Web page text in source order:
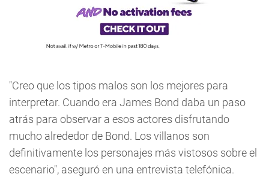
"Creo que los tipos malos son los mejores para
interpretar. Cuando era James Bond daba un paso
atrás para observar a esos actores disfrutando
mucho alrededor de Bond. Los villanos son
definitivamente los personajes más vistosos sobre el
escenario", aseguró en una entrevista telefónica.